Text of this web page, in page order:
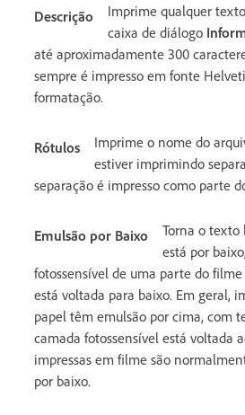
Descrição
Imprime qualquer
caixa de diálogo
até aproximadamente 300
sempre é impresso em fonte
formatação.
Rótulos
Imprime o nome do
estiver imprimindo
separação é impresso como parte
Emulsão por Baixo
Torna o texto
está por
fotossensível de uma parte do
está voltada para baixo. Em geral,
papel têm emulsão por cima, com
camada fotossensível está voltada
impressas em filme são
por baixo.